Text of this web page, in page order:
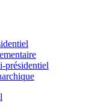
présidentiel